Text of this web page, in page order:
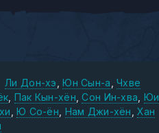
Ли Дон-хэ Юн Сын-а Чхве
Пак Кын-хён Сон Ин-хва Юи
Ю Со-ён Нам Джи-хён
Хан